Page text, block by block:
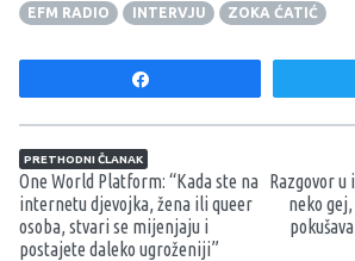
EFM RADIO INTERVJU ZOKA ĆATIĆ
Navigacija članaka
PRETHODNI ČLANAK
One World Platform: “Kada ste na
internetu djevojka, žena ili queer
osoba, stvari se mijenjaju i
postajete daleko ugroženiji”
Razgovor u
neko